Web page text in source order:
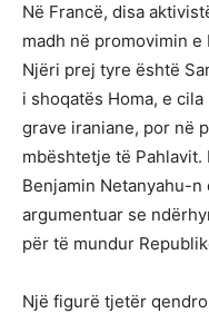
Në Francë, disa
madh në promovimin e
Njëri prej tyre është
i shoqatës Homa, e
grave iraniane, por në
mbështetje të
Benjamin Netanyahu-
argumentuar se
për të mundur
Një figurë tjetër